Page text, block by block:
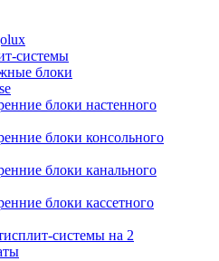
системы
блоки
блоки настенного
блоки консольного
блоки канального
блоки кассетного
системы на 2